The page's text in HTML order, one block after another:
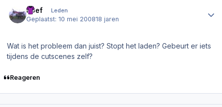
tjoef Leden
Geplaatst:10 mei 200818 jaren
Wat is het probleem dan juist? Stopt het laden? Gebeurt er iets
tijdens de cutscenes zelf?
Reageren